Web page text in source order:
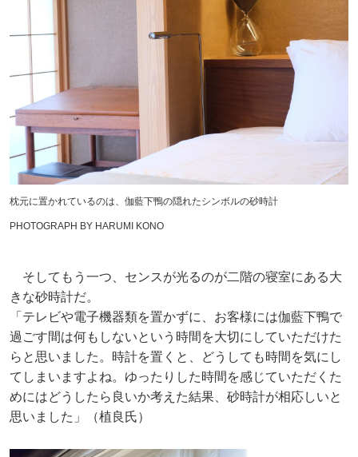
枕元に置かれているのは、伽藍下鴨の隠れたシンボルの砂時計
PHOTOGRAPH BY HARUMI KONO
そしてもう一つ、センスが光るのが二階の寝室にある大
きな砂時計だ。
「テレビや電子機器類を置かずに、お客様には伽藍下鴨で
過ごす間は何もしないという時間を大切にしていただけた
らと思いました。時計を置くと、どうしても時間を気にし
てしまいますよね。ゆったりした時間を感じていただくた
めにはどうしたら良いか考えた結果、砂時計が相応しいと
思いました」（植良氏）